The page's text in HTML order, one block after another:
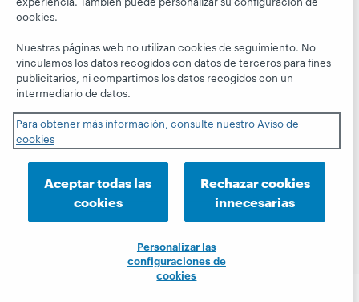
Membresía
blog
© 2026 OCLC Marcas comerciales y/o marcas de
servicios nacionales e internacionales de OCLC, Inc. y de
sus miembros.
Declaración de privacidad
Aviso de cookies
cookies.
Nuestras páginas web no utilizan cookies de seguimiento. No
vinculamos los datos recogidos con datos de terceros para fines
publicitarios, ni compartimos los datos recogidos con un
intermediario de datos.
Para obtener más información, consulte nuestro Aviso de
cookies
Aceptar todas las
cookies
Rechazar cookies
innecesarias
Personalizar las
configuraciones de
cookies